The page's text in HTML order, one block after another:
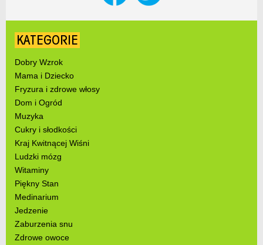
KATEGORIE
Dobry Wzrok
Mama i Dziecko
Fryzura i zdrowe włosy
Dom i Ogród
Muzyka
Cukry i słodkości
Kraj Kwitnącej Wiśni
Ludzki mózg
Witaminy
Piękny Stan
Medinarium
Jedzenie
Zaburzenia snu
Zdrowe owoce